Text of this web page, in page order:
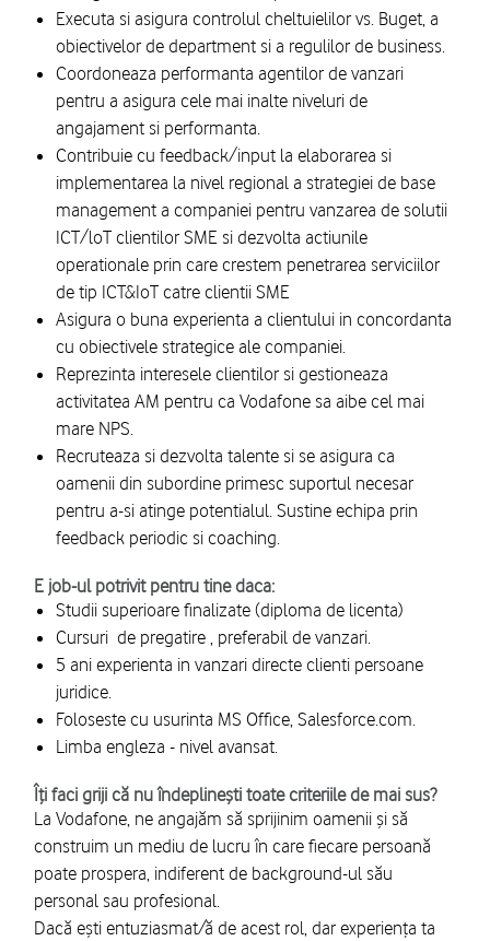
Executa si asigura controlul cheltuielilor vs. Buget, a
obiectivelor de department si a regulilor de business.
Coordoneaza performanta agentilor de vanzari
pentru a asigura cele mai inalte niveluri de
angajament si performanta.
Contribuie cu feedback/input la elaborarea si
implementarea la nivel regional a strategiei de base
management a companiei pentru vanzarea de solutii
ICT/loT clientilor SME si dezvolta actiunile
operationale prin care crestem penetrarea serviciilor
de tip ICT&IoT catre clientii SME
Asigura o buna experienta a clientului in concordanta
cu obiectivele strategice ale companiei.
Reprezinta interesele clientilor si gestioneaza
activitatea AM pentru ca Vodafone sa aibe cel mai
mare NPS.
Recruteaza si dezvolta talente si se asigura ca
oamenii din subordine primesc suportul necesar
pentru a-si atinge potentialul. Sustine echipa prin
feedback periodic si coaching.
E job-ul potrivit pentru tine daca:
Studii superioare finalizate (diploma de licenta)
Cursuri de pregatire , preferabil de vanzari.
5 ani experienta in vanzari directe clienti persoane
juridice.
Foloseste cu usurinta MS Office, Salesforce.com.
Limba engleza - nivel avansat.
Îți faci griji că nu îndeplinești toate criteriile de mai sus?
La Vodafone, ne angajăm să sprijinim oamenii și să
construim un mediu de lucru în care fiecare persoană
poate prospera, indiferent de background-ul său
personal sau profesional.
Dacă ești entuziasmat/ă de acest rol, dar experiența ta